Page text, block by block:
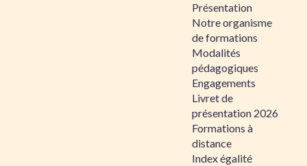
Présentation
Notre organisme
de formations
Modalités
pédagogiques
Engagements
Livret de
présentation 2026
Formations à
distance
Index égalité